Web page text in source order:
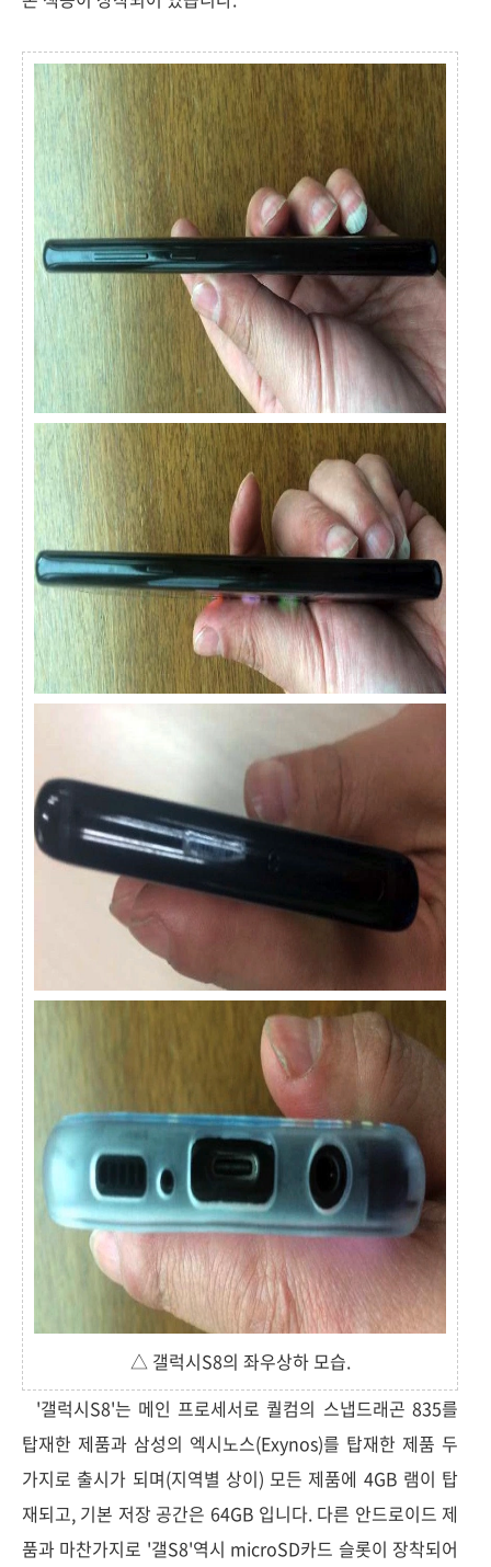
△ 갤럭시S8의 좌우상하 모습.
'갤럭시S8'는 메인 프로세서로 퀄컴의 스냅드래곤 835를
탑재한 제품과 삼성의 엑시노스(Exynos)를 탑재한 제품 두
가지로 출시가 되며(지역별 상이) 모든 제품에 4GB 램이 탑
재되고, 기본 저장 공간은 64GB 입니다. 다른 안드로이드 제
품과 마찬가지로 '갤S8'역시 microSD카드 슬롯이 장착되어